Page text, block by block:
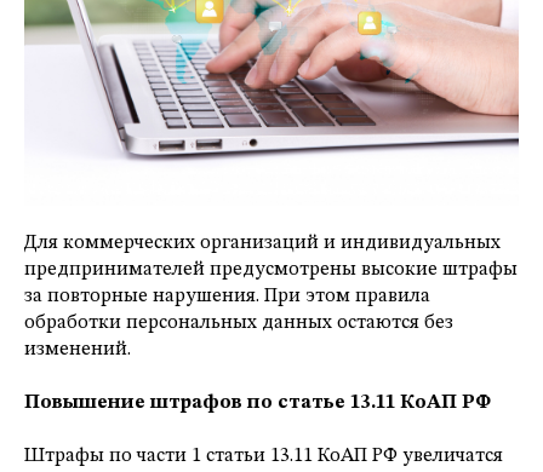
Для коммерческих организаций и индивидуальных
предпринимателей предусмотрены высокие штрафы
за повторные нарушения. При этом правила
обработки персональных данных остаются без
изменений.
Повышение штрафов по статье 13.11 КоАП РФ
Штрафы по части 1 статьи 13.11 КоАП РФ увеличатся